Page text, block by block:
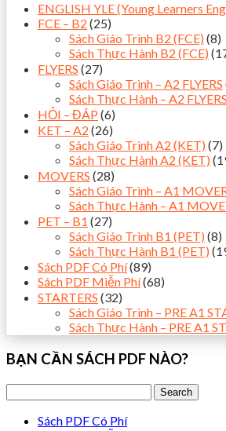
ENGLISH YLE (Young Learners
FCE – B2 (25)
Sách Giáo Trình B2 (FCE) (8)
Sách Thực Hành B2 (FCE)
FLYERS (27)
Sách Giáo Trình – A2 FLYERS
Sách Thực Hành – A2 FLYERS
HỎI – ĐÁP (6)
KET – A2 (26)
Sách Giáo Trình A2 (KET) (7)
Sách Thực Hành A2 (KET)
MOVERS (28)
Sách Giáo Trình – A1
Sách Thực Hành – A1
PET – B1 (27)
Sách Giáo Trình B1 (PET) (8)
Sách Thực Hành B1 (PET)
Sách PDF Có Phí(89)
Sách PDF Miễn Phí(68)
STARTERS (32)
Sách Giáo Trình – PRE A1
Sách Thực Hành – PRE A1
BẠN CẦN SÁCH PDF NÀO?
Sách PDF Có Phí